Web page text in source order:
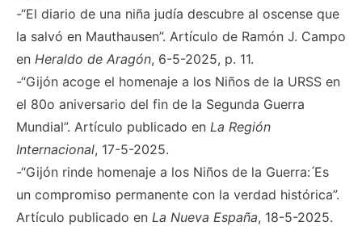
-“El diario de una niña judía descubre al oscense que
la salvó en Mauthausen”. Artículo de Ramón J. Campo
en Heraldo de Aragón, 6-5-2025, p. 11.
-“Gijón acoge el homenaje a los Niños de la URSS en
el 80o aniversario del fin de la Segunda Guerra
Mundial”. Artículo publicado en La Región
Internacional, 17-5-2025.
-“Gijón rinde homenaje a los Niños de la Guerra: ́Es
un compromiso permanente con la verdad histórica”.
Artículo publicado en La Nueva España, 18-5-2025.